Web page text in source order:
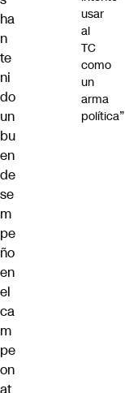
ha
n
te
ni
do
un
bu
en
de
se
m
pe
ño
en
el
ca
m
pe
on
at
usar
al
TC
como
un
arma
política”